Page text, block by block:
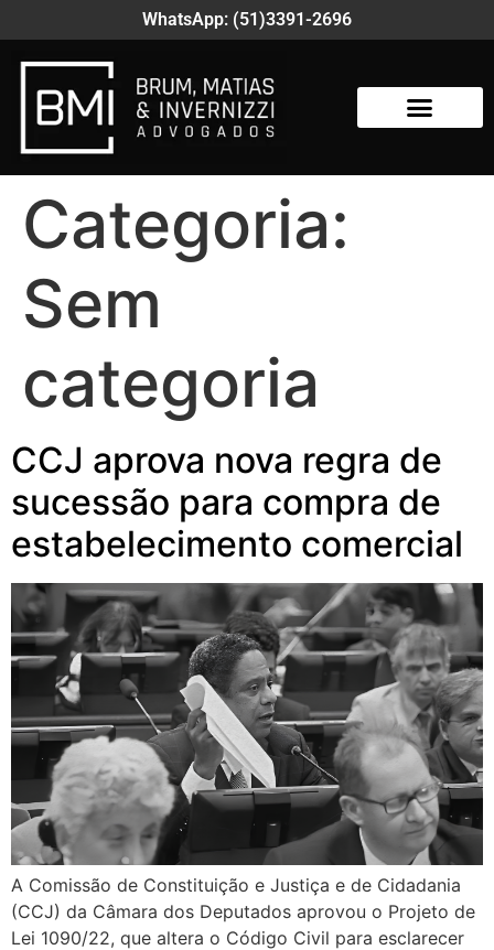
WhatsApp: (51)3391-2696
Categoria:
Sem
categoria
CCJ aprova nova regra de
sucessão para compra de
estabelecimento comercial
A Comissão de Constituição e Justiça e de Cidadania
(CCJ) da Câmara dos Deputados aprovou o Projeto de
Lei 1090/22, que altera o Código Civil para esclarecer